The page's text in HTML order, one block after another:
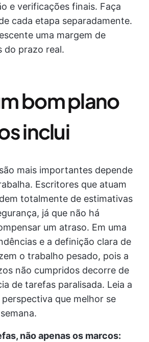
e verificações finais. Faça
cada etapa separadamente.
uma margem de
do prazo real.
bom plano
inclui
mais importantes depende
Escritores que atuam
totalmente de estimativas
já que não há
um atraso. Em uma
e a definição clara de
o trabalho pesado, pois a
não cumpridos decorre de
de tarefas paralisada. Leia a
que melhor se
não apenas os marcos: